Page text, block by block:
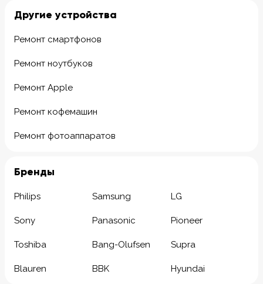
Другие устройства
Ремонт смартфонов
Ремонт ноутбуков
Ремонт Apple
Ремонт кофемашин
Ремонт фотоаппаратов
Бренды
Philips Samsung LG
Sony Panasonic Pioneer
Toshiba Bang-Olufsen Supra
Blauren BBK Hyundai